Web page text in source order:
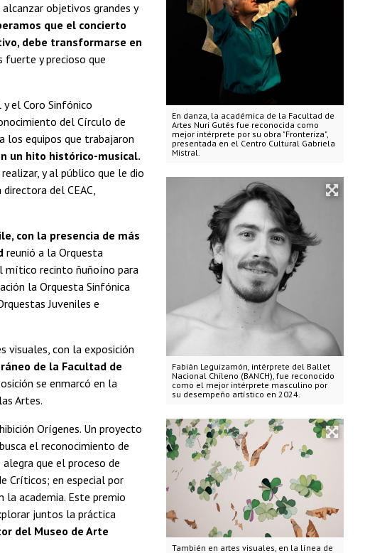
En danza, la académica de la Facultad de
Artes Nuri Gutés fue reconocida como
mejor intérprete por su obra "Fronteriza",
presentada en el Centro Cultural Gabriela
Mistral.
Fabián Leguizamón, intérprete del Ballet
Nacional Chileno (BANCH), fue reconocido
como el mejor intérprete masculino por
su desempeño artístico en 2024.
También en artes visuales, en la línea de
objetivos grandes y
que el concierto
debe transformarse en
fuerte y precioso que
el Coro Sinfónico
del Círculo de
los equipos que trabajaron
un hito histórico-musical.
y al público que le dio
del CEAC,
con la presencia de más
reunió a la Orquesta
mítico recinto ñuñoíno para
la Orquesta Sinfónica
Juveniles e
visuales, con la exposición
de la Facultad de
se enmarcó en la
Artes.
Orígenes. Un proyecto
el reconocimiento de
que el proceso de
Críticos; en especial por
academia. Este premio
juntos la práctica
del Museo de Arte